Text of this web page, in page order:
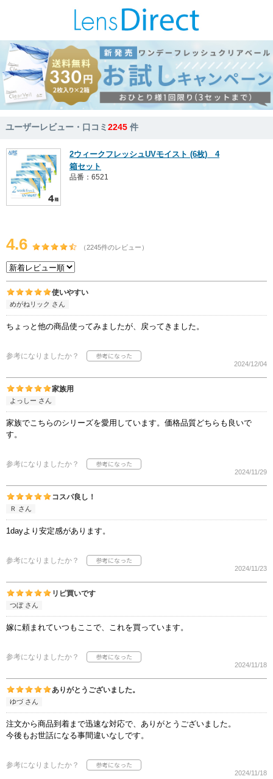
ユーザーレビュー・口コミ2245 件
2ウィークフレッシュUVモイスト (6枚) 4
箱セット
品番：6521
4.6 （2245件のレビュー）
使いやすい
めがねリック さん
ちょっと他の商品使ってみましたが、戻ってきました。
参考になりましたか？
2024/12/04
家族用
よっしー さん
家族でこちらのシリーズを愛用しています。価格品質どちらも良いで
す。
参考になりましたか？
2024/11/29
コスパ良し！
Ｒ さん
1dayより安定感があります。
参考になりましたか？
2024/11/23
リピ買いです
つぼ さん
嫁に頼まれていつもここで、これを買っています。
参考になりましたか？
2024/11/18
ありがとうございました。
ゆづ さん
注文から商品到着まで迅速な対応で、ありがとうございました。
今後もお世話になる事間違いなしです。
参考になりましたか？
2024/11/18